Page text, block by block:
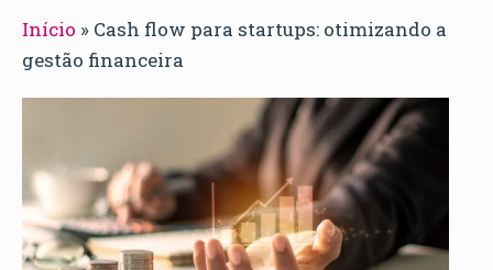
Início » Cash flow para startups: otimizando a
gestão financeira